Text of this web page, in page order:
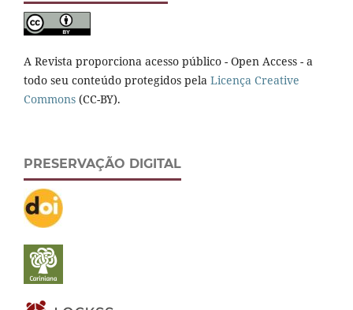
A Revista proporciona acesso público - Open Access - a
todo seu conteúdo protegidos pela Licença Creative
Commons (CC-BY).
PRESERVAÇÃO DIGITAL